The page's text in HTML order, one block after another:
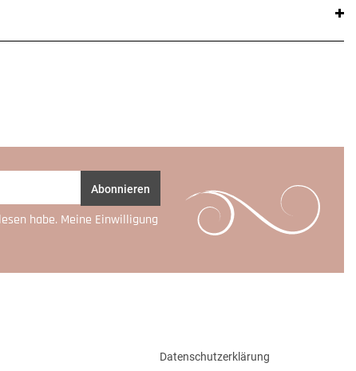
Abonnieren
habe. Meine Einwilligung
Datenschutzerklärung